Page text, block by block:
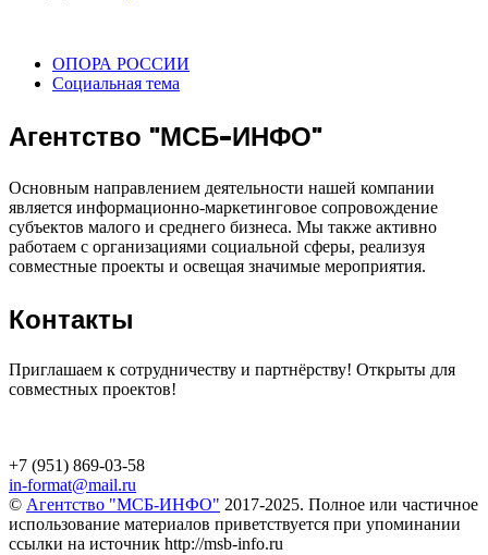
ОПОРА РОССИИ
Социальная тема
Агентство "МСБ-ИНФО"
Основным направлением деятельности нашей компании
является информационно-маркетинговое сопровождение
субъектов малого и среднего бизнеса. Мы также активно
работаем с организациями социальной сферы, реализуя
совместные проекты и освещая значимые мероприятия.
Контакты
Приглашаем к сотрудничеству и партнёрству! Открыты для
совместных проектов!
+7 (951) 869-03-58
in-format@mail.ru
© Агентство "МСБ-ИНФО" 2017-2025. Полное или частичное
использование материалов приветствуется при упоминании
ссылки на источник http://msb-info.ru